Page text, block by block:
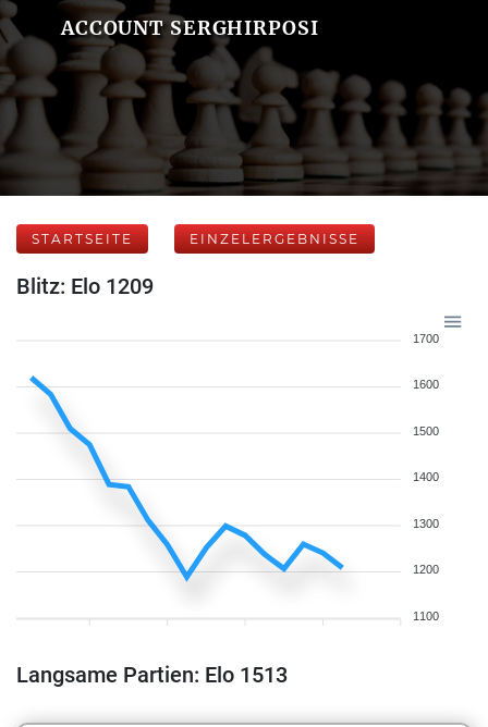
ACCOUNT SERGHIRPOSI
STARTSEITE EINZELERGEBNISSE
Blitz: Elo 1209
1700
1600
1500
1400
1300
1200
1100
Langsame Partien: Elo 1513